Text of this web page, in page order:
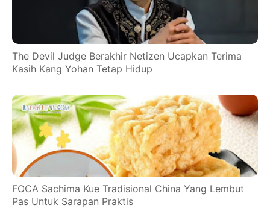
The Devil Judge Berakhir Netizen Ucapkan Terima
Kasih Kang Yohan Tetap Hidup
FOCA Sachima Kue Tradisional China Yang Lembut
Pas Untuk Sarapan Praktis